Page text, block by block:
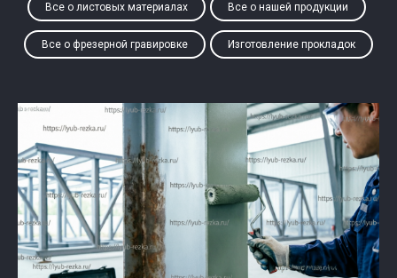
Все о листовых материалах Все о нашей продукции
Все о фрезерной гравировке Изготовление прокладок